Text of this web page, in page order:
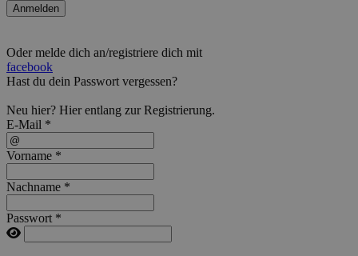
Anmelden
Oder melde dich an/registriere dich mit
facebook
Hast du dein Passwort vergessen?
Neu hier? Hierentlang zur Registrierung.
E-Mail *
Vorname *
Nachname *
Passwort *